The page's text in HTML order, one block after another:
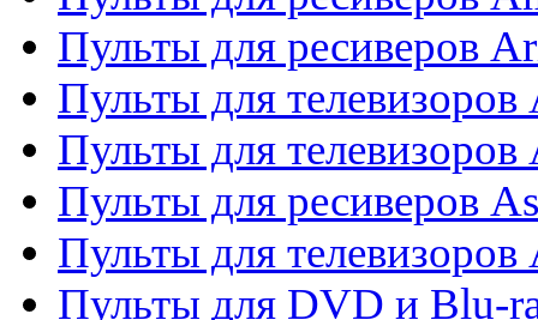
Пульты для ресиверов
Пульты для
Пульты для телевизоров
Пульты для ресиверов
Пульты для телевизоров
Пульты для DVD и Blu-